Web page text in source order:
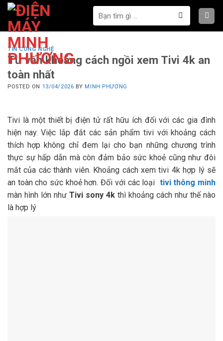
Bỏ
nội
dung
kiếm:
TIN CÔNG NGHỆ
Tư vấn khoảng cách ngồi xem Tivi 4k an
toàn nhất
POSTED ON 13/04/2026 BY MINH PHƯƠNG
Tivi là một thiết bị điện tử rất hữu ích đối với các gia đình
hiện nay. Việc lắp đắt các sản phẩm tivi với khoảng cách
thích hợp không chỉ đem lại cho bạn những chương trình
thực sự hấp dẫn mà còn đảm bảo sức khoẻ cũng như đôi
mắt của các thành viên. Khoảng cách xem tivi 4k hợp lý sẽ
an toàn cho sức khoẻ hơn. Đối với các loại tivi thông minh
màn hình lớn như Tivi sony 4k thì khoảng cách như thế nào
là hợp lý